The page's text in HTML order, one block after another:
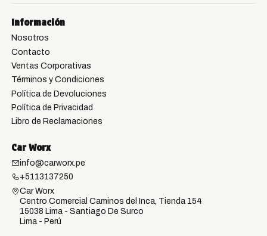
Información
Nosotros
Contacto
Ventas Corporativas
Términos y Condiciones
Política de Devoluciones
Política de Privacidad
Libro de Reclamaciones
Car Worx
info@carworx.pe
+5113137250
Car Worx
Centro Comercial Caminos del Inca, Tienda 154
15038 Lima - Santiago De Surco
Lima - Perú